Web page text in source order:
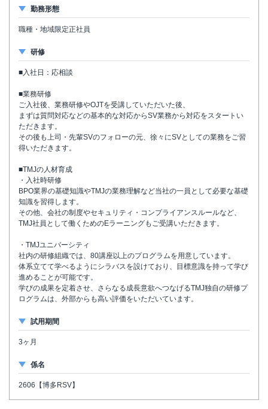
勤務形態
職種・地域限定正社員
研修
■入社日：応相談
■業務研修
ご入社後、業務研修やOJTを受講していただいた後、
まずは質問対応などの基本的な対応からSV業務から対応をスタートい
ただきます。
その後も上司・先輩SVのフォローの元、徐々にSVとしての業務をご習
得いただきます。
■TMJの人材育成
・入社時研修
BPO業界の基礎知識やTMJの業務理解など当社の一員として必要な基礎
知識を習得します。
その他、会社の制度やセキュリティ・コンプライアンスルールなど、
TMJ社員として働くためのEラーニングもご受講いただきます。
・TMJユニバーシティ
社内の研修組織では、80講座以上のプログラムを用意しています。
体系立てて学べるようにシラバスを設けており、目標意識を持って学び
進めることが可能です。
学びの成果を定着させ、さらなる成長意欲へつなげるTMJ独自の研修プ
ログラムは、外部からも高い評価をいただいています。
試用期間
3ヶ月
係名
2606【博多RSV】